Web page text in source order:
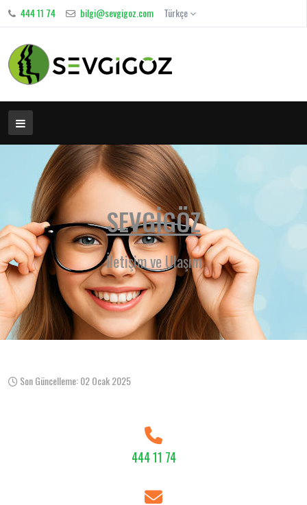
444 11 74 bilgi@sevgigoz.com Türkçe
SEVGİGÖZ
İletişim ve Ulaşım
Son Güncelleme: 02 Ocak 2025
444 11 74